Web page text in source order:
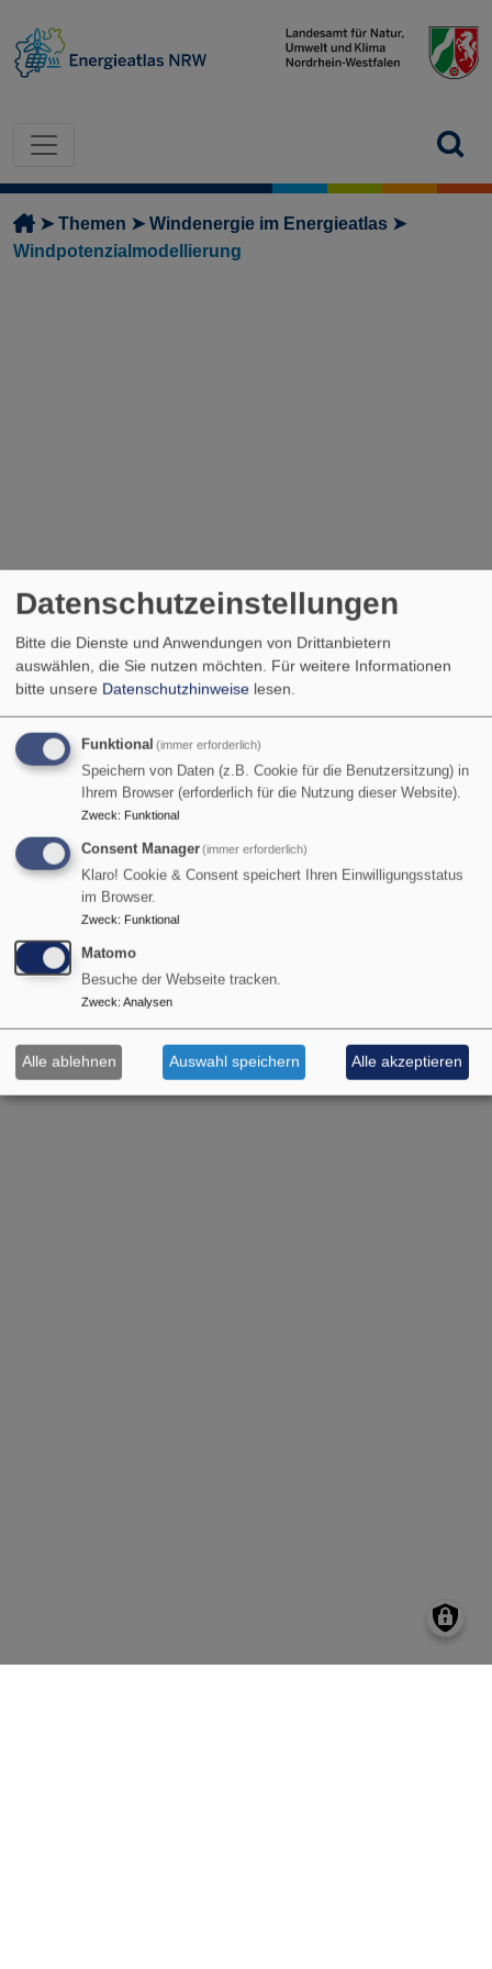
Pfadnavigation
Themen
Windenergie im Energieatlas
Windpotenzialmodellierung
Datenschutzeinstellungen
Bitte die Dienste und Anwendungen von Drittanbietern
auswählen, die Sie nutzen möchten. Für weitere Informationen
bitte unsere Datenschutzhinweise lesen.
Funktional (immer erforderlich)
Speichern von Daten (z.B. Cookie für die Benutzersitzung) in
Ihrem Browser (erforderlich für die Nutzung dieser Website).
Zweck: Funktional
Consent Manager(immer erforderlich)
Klaro! Cookie & Consent speichert Ihren Einwilligungsstatus
im Browser.
Zweck: Funktional
Matomo
Besuche der Webseite tracken.
Zweck: Analysen
Alle ablehnen Auswahl speichern Alle akzeptieren